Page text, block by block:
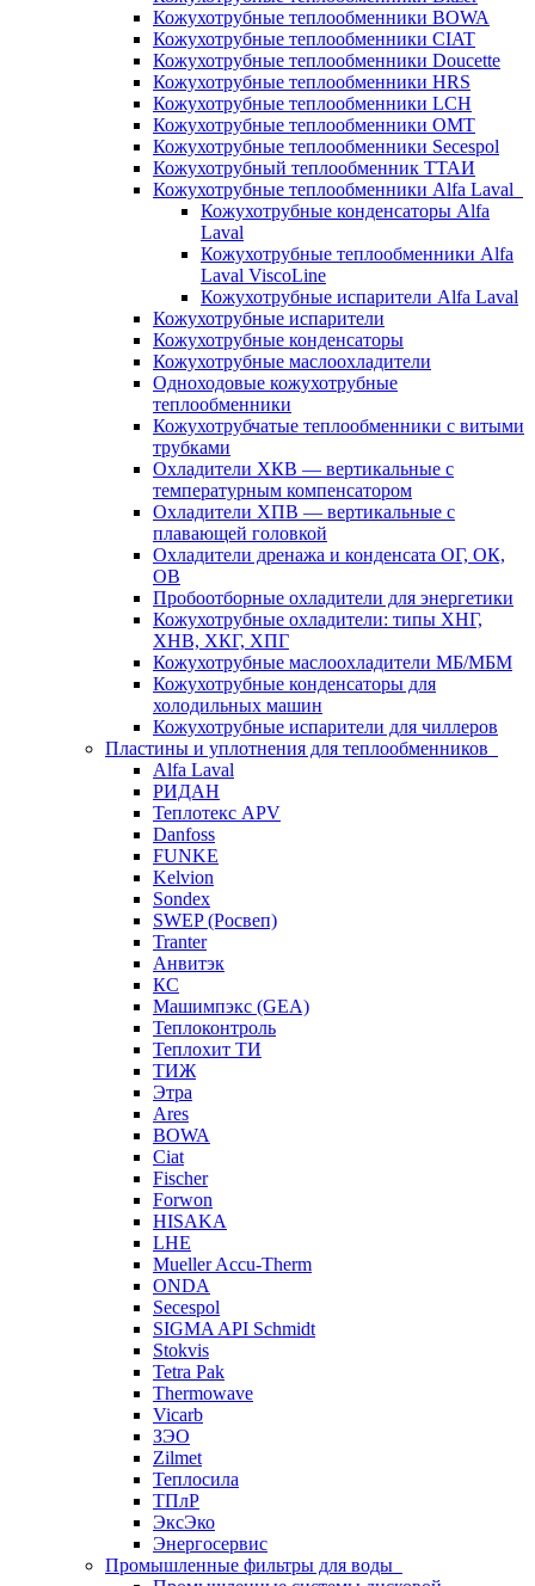
Кожухотрубные теплообменники BOWA
Кожухотрубные теплообменники CIAT
Кожухотрубные теплообменники Doucette
Кожухотрубные теплообменники HRS
Кожухотрубные теплообменники LCH
Кожухотрубные теплообменники OMT
Кожухотрубные теплообменники Secespol
Кожухотрубный теплообменник ТТАИ
Кожухотрубные теплообменники Alfa Laval
Кожухотрубные конденсаторы Alfa
Laval
Кожухотрубные теплообменники Alfa
Laval ViscoLine
Кожухотрубные испарители Alfa Laval
Кожухотрубные испарители
Кожухотрубные конденсаторы
Кожухотрубные маслоохладители
Одноходовые кожухотрубные
теплообменники
Кожухотрубчатые теплообменники с витыми
трубками
Охладители ХКВ — вертикальные с
температурным компенсатором
Охладители ХПВ — вертикальные с
плавающей головкой
Охладители дренажа и конденсата ОГ, ОК,
ОВ
Пробоотборные охладители для энергетики
Кожухотрубные охладители: типы ХНГ,
ХНВ, ХКГ, ХПГ
Кожухотрубные маслоохладители МБ/МБМ
Кожухотрубные конденсаторы для
холодильных машин
Кожухотрубные испарители для чиллеров
Пластины и уплотнения для теплообменников
Alfa Laval
РИДАН
Теплотекс APV
Danfoss
FUNKE
Kelvion
Sondex
SWEP (Росвеп)
Tranter
Анвитэк
КС
Машимпэкс (GEA)
Теплоконтроль
Теплохит ТИ
ТИЖ
Этра
Ares
BOWA
Ciat
Fischer
Forwon
HISAKA
LHE
Mueller Accu-Therm
ONDA
Secespol
SIGMA API Schmidt
Stokvis
Tetra Pak
Thermowave
Vicarb
ЗЭО
Zilmet
Теплосила
ТПлР
ЭксЭко
Энергосервис
Промышленные фильтры для воды